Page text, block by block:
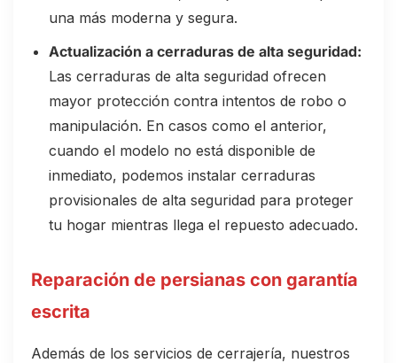
una más moderna y segura.
Actualización a cerraduras de alta seguridad:
Las cerraduras de alta seguridad ofrecen
mayor protección contra intentos de robo o
manipulación. En casos como el anterior,
cuando el modelo no está disponible de
inmediato, podemos instalar cerraduras
provisionales de alta seguridad para proteger
tu hogar mientras llega el repuesto adecuado.
Reparación de persianas con garantía
escrita
Además de los servicios de cerrajería, nuestros